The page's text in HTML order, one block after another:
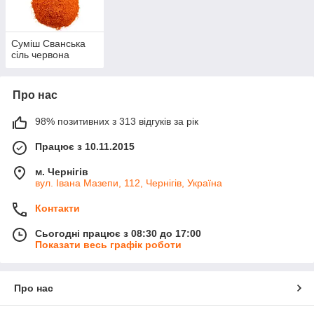
Суміш Сванська
сіль червона
Про нас
98% позитивних з 313 відгуків за рік
Працює з 10.11.2015
м. Чернігів
вул. Івана Мазепи, 112, Чернігів, Україна
Контакти
Сьогодні працює з 08:30 до 17:00
Показати весь графік роботи
Про нас